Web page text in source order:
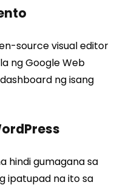
source visual editor
ng Google Web
ng isang
hindi gumagana sa
ipatupad na itosa